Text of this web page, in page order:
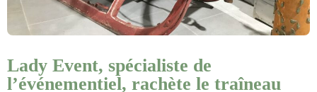
Lady Event, spécialiste de
l’événementiel, rachète le traîneau